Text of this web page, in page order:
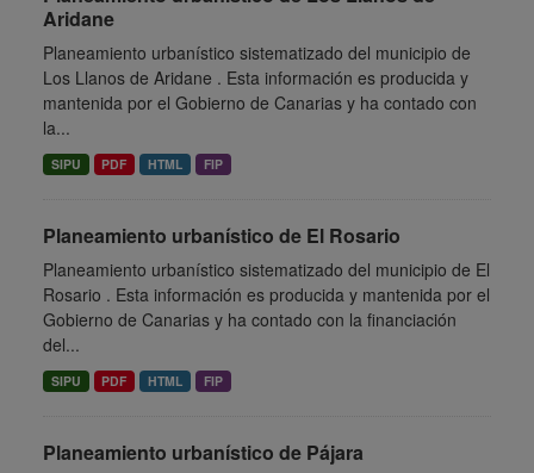
Aridane
Planeamiento urbanístico sistematizado del municipio de
Los Llanos de Aridane . Esta información es producida y
mantenida por el Gobierno de Canarias y ha contado con
la...
SIPU PDF HTML FIP
Planeamiento urbanístico de El Rosario
Planeamiento urbanístico sistematizado del municipio de El
Rosario . Esta información es producida y mantenida por el
Gobierno de Canarias y ha contado con la financiación
del...
SIPU PDF HTML FIP
Planeamiento urbanístico de Pájara